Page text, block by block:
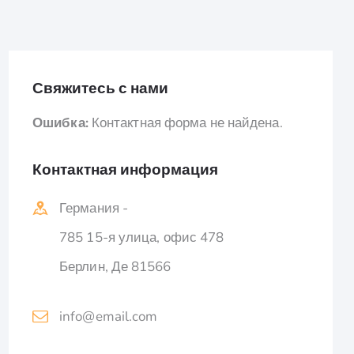
Свяжитесь с нами
Ошибка:Контактная форма не найдена.
Контактная информация
Германия -
785 15-я улица, офис 478
Берлин, Де 81566
info@email.com